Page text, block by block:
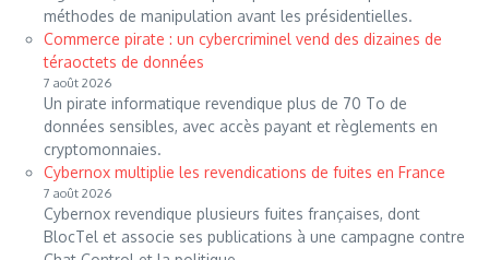
méthodes de manipulation avant les présidentielles.
Commerce pirate : un cybercriminel vend des dizaines de
téraoctets de données
7 août 2026
Un pirate informatique revendique plus de 70 To de
données sensibles, avec accès payant et règlements en
cryptomonnaies.
Cybernox multiplie les revendications de fuites en France
7 août 2026
Cybernox revendique plusieurs fuites françaises, dont
BlocTel et associe ses publications à une campagne contre